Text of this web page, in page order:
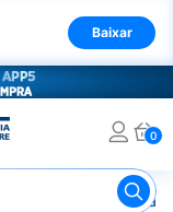
Baixar
0